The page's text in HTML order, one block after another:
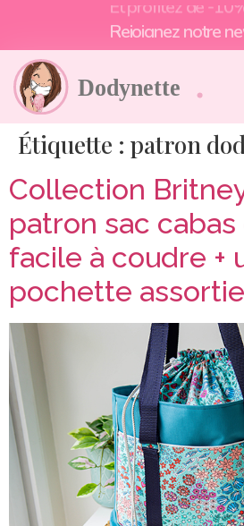
Et profitez de -
Étiquette : patron
Collection
patron sac
facile à coudre +
pochette assortie